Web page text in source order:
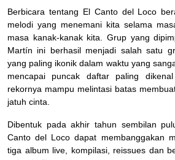
Berbicara tentang El Canto del Loco
melodi yang menemani kita selama
masa kanak-kanak kita. Grup yang
Martín ini berhasil menjadi salah satu
yang paling ikonik dalam waktu yang
mencapai puncak daftar paling
rekornya mampu melintasi batas
jatuh cinta.
Dibentuk pada akhir tahun sembilan
Canto del Loco dapat membanggakan
tiga album live, kompilasi, reissues dan